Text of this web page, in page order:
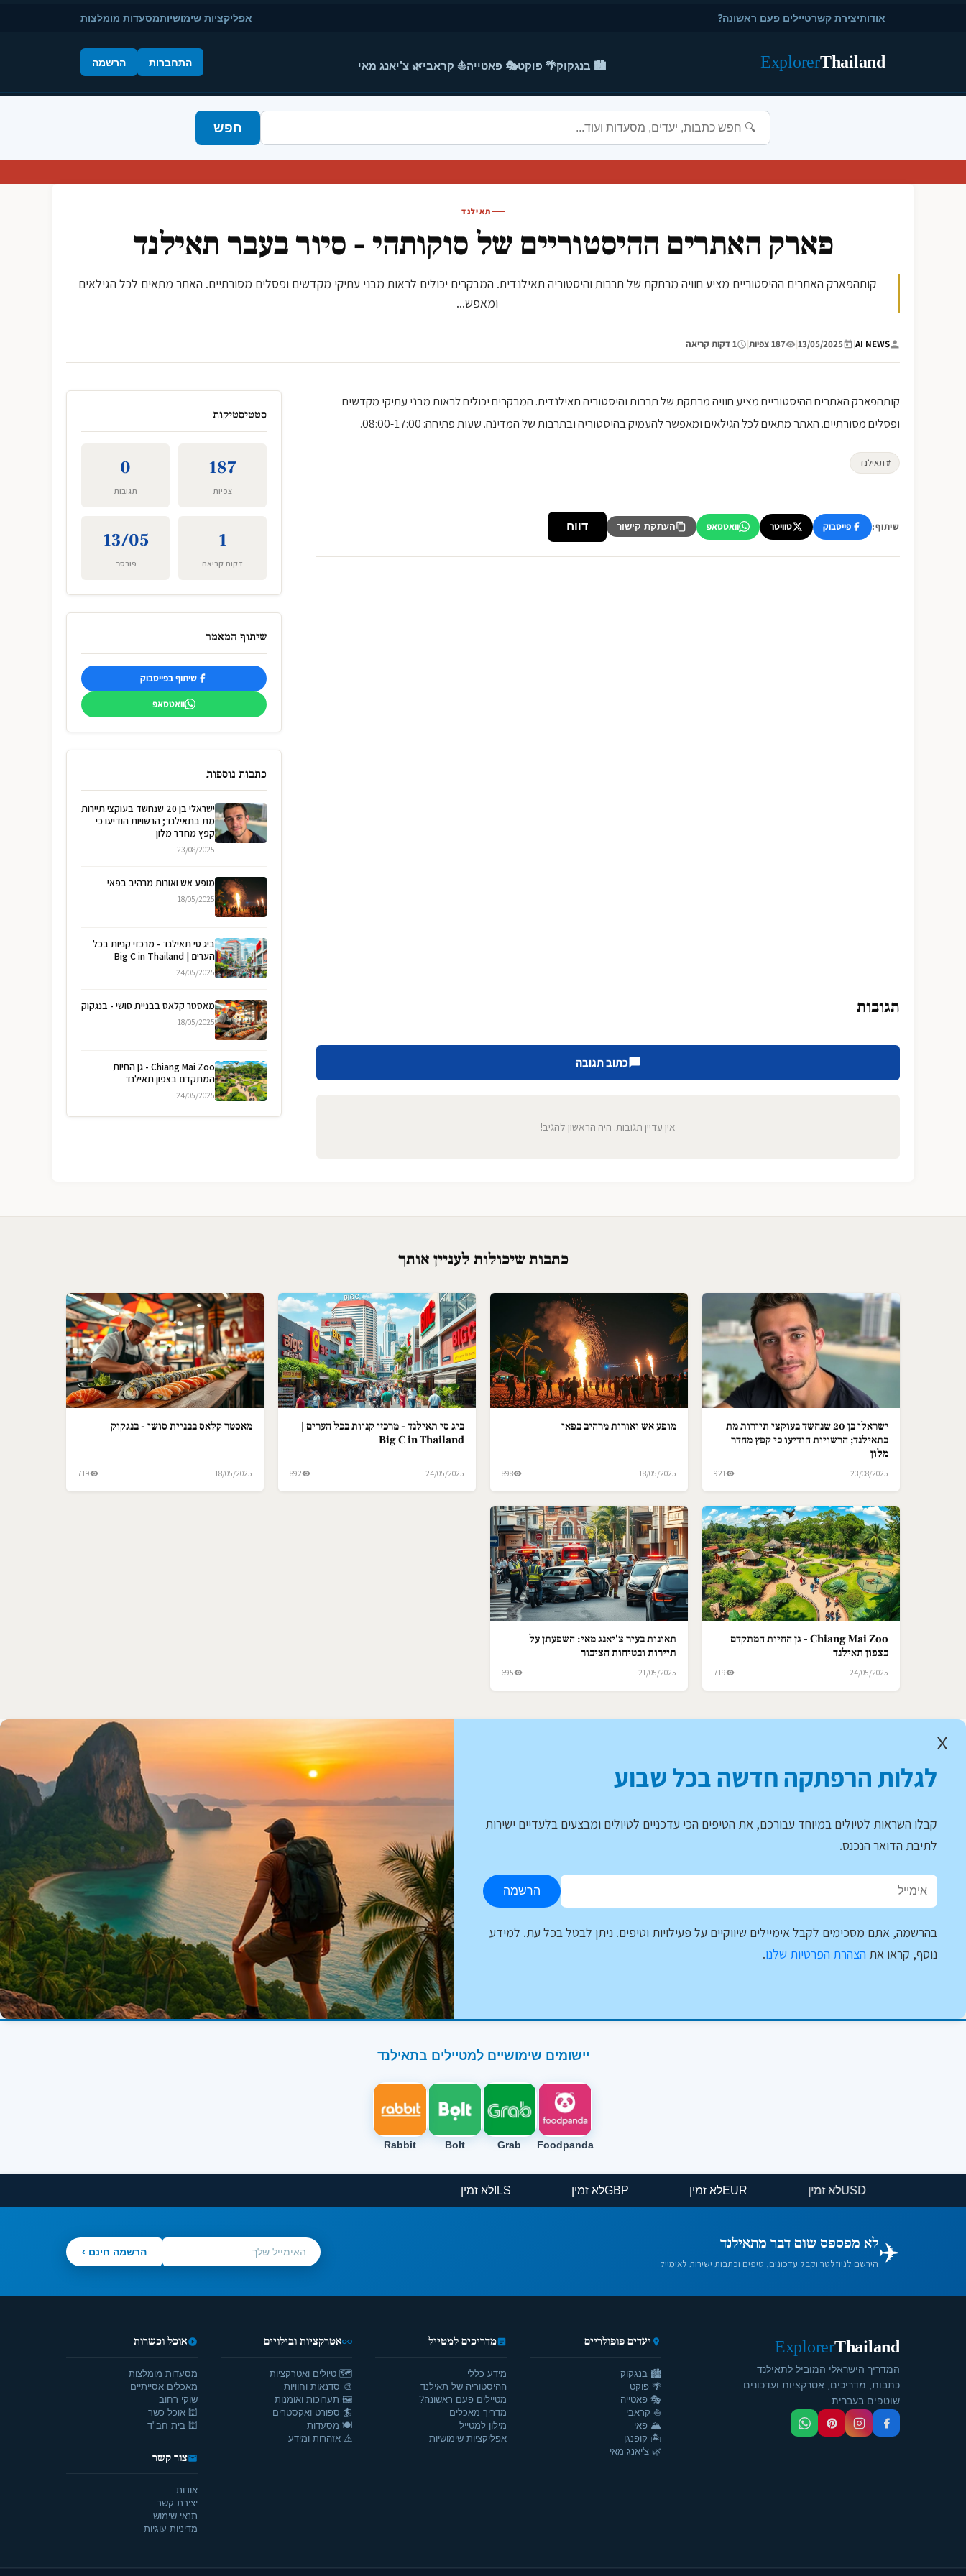
אודותיצירת קשרטיילים פעם ראשונה? אפליקציות שימושיותמסעדות מומלצות
Thailand
Explorer 🏙️ בנגקוק🌴 פוקט🎭 פאטייה⛵ קראבי🌿 צ'יאנג מאי התחברות הרשמה
חפש
תאילנד
פארק האתרים ההיסטוריים של סוקותהי - סיור בעבר תאילנד
קותהפארק האתרים ההיסטוריים מציע חוויה מרתקת של תרבות והיסטוריה תאילנדית. המבקרים יכולים לראות מבני עתיקי מקדשים ופסלים מסורתיים. האתר מתאים לכל הגילאים
ומאפש...
AI NEWS
|
13/05/2025
| 187 צפיות | 1 דקות קריאה
קותהפארק האתרים ההיסטוריים מציע חוויה מרתקת של תרבות והיסטוריה תאילנדית. המבקרים יכולים לראות מבני עתיקי מקדשים
ופסלים מסורתיים. האתר מתאים לכל הגילאים ומאפשר להעמיק בהיסטוריה ובתרבות של המדינה. שעות פתיחה: 08:00-17:00.
# תאילנד
שיתוף: פייסבוק טוויטר וואטסאפ העתקת קישור דווח
תגובות
כתוב תגובה
אין עדיין תגובות. היה הראשון להגיב!
סטטיסטיקות
187
צפיות
0
תגובות
1
דקות קריאה
13/05
פורסם
שיתוף המאמר
שיתוף בפייסבוק
וואטסאפ
כתבות נוספות
ישראלי בן 20 שנחשד בעוקצי תיירות
מת בתאילנד; הרשויות הודיעו כי
קפץ מחדר מלון
23/08/2025
מופע אש ואורות מרהיב בפאי
18/05/2025
ביג סי תאילנד - מרכזי קניות בכל
הערים | Big C in Thailand
24/05/2025
מאסטר קלאס בבניית סושי - בנגקוק
18/05/2025
Chiang Mai Zoo - גן החיות
המתקדם בצפון תאילנד
24/05/2025
כתבות שיכולות לעניין אותך
ישראלי בן 20 שנחשד בעוקצי תיירות מת
בתאילנד; הרשויות הודיעו כי קפץ מחדר
מלון
23/08/2025
921
מופע אש ואורות מרהיב בפאי
18/05/2025
898
ביג סי תאילנד - מרכזי קניות בכל הערים |
Big C in Thailand
24/05/2025
892
מאסטר קלאס בבניית סושי - בנגקוק
18/05/2025
719
Chiang Mai Zoo - גן החיות המתקדם
בצפון תאילנד
24/05/2025
719
תאונות בעיר צ'יאנג מאי: השפעתן על
תיירות ובטיחות הציבור
21/05/2025
695
X
לגלות הרפתקה חדשה בכל שבוע
קבלו השראות לטיולים במיוחד עבורכם, את הטיפים הכי עדכניים לטיולים ומבצעים בלעדיים ישירות
לתיבת הדואר הנכנס.
הרשמה
בהרשמה, אתם מסכימים לקבל אימיילים שיווקיים על פעילויות וטיפים. ניתן לבטל בכל עת. למידע
נוסף, קראו את הצהרת הפרטיות שלנו.
יישומים שימושיים למטיילים בתאילנד
Foodpanda
Grab
Bolt
Rabbit
USD
EUR
GBP
ILS
✈️לא מפספס שום דבר מתאילנד
הירשם לניוזלטר וקבל עדכונים, טיפים וכתבות ישירות לאימייל
הרשמה חינם ›
Thailand
Explorer
המדריך הישראלי המוביל לתאילנד —
כתבות, מדריכים, אטרקציות ועדכונים
שוטפים בעברית.
יעדים פופולריים
🏙️ בנגקוק
🌴 פוקט
🎭 פאטייה
⛵ קראבי
🏔️ פאי
🏝️ קופנגן
🌿 צ'יאנג מאי
מדריכים למטייל
מידע כללי
ההיסטוריה של תאילנד
מטיילים פעם ראשונה?
מדריך מאכלים
מילון למטייל
אפליקציות שימושיות
אטרקציות ובילויים
🗺️ טיולים ואטרקציות
🎨 סדנאות וחוויות
🖼️ תערוכות ואומנות
🏄 ספורט ואקסטרים
🍽️ מסעדות
⚠️ אזהרות ומידע
אוכל וכשרות
מסעדות מומלצות
מאכלים אסייתיים
שוקי רחוב
🕍 אוכל כשר
🕍 בית חב"ד
צור קשר
אודות
יצירת קשר
תנאי שימוש
מדיניות עוגיות